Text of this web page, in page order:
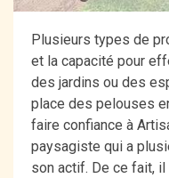
Plusieurs types de
et la capacité pour
des jardins ou des
place des pelouses
faire confiance à
paysagiste qui a
son actif. De ce fait, il